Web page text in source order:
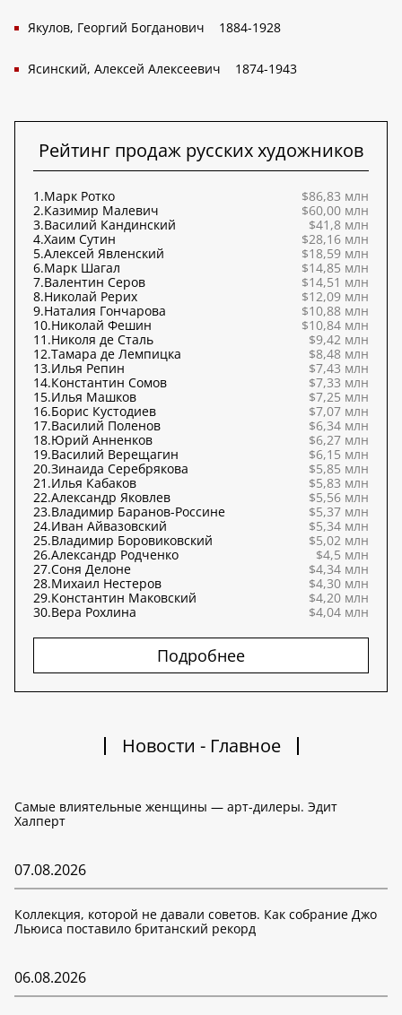
Якулов, Георгий Богданович 1884-1928
Ясинский, Алексей Алексеевич 1874-1943
Рейтинг продаж русских художников
1.Марк Ротко
$86,83 млн
2.Казимир Малевич
$60,00 млн
3.Василий Кандинский
$41,8 млн
4.Хаим Сутин
$28,16 млн
5.Алексей Явленский
$18,59 млн
6.Марк Шагал
$14,85 млн
7.Валентин Серов
$14,51 млн
8.Николай Рерих
$12,09 млн
9.Наталия Гончарова
$10,88 млн
10.Николай Фешин
$10,84 млн
11.Николя де Сталь
$9,42 млн
12.Тамара де Лемпицка
$8,48 млн
13.Илья Репин
$7,43 млн
14.Константин Сомов
$7,33 млн
15.Илья Машков
$7,25 млн
16.Борис Кустодиев
$7,07 млн
17.Василий Поленов
$6,34 млн
18.Юрий Анненков
$6,27 млн
19.Василий Верещагин
$6,15 млн
20.Зинаида Серебрякова
$5,85 млн
21.Илья Кабаков
$5,83 млн
22.Александр Яковлев
$5,56 млн
23.Владимир Баранов-Россине
$5,37 млн
24.Иван Айвазовский
$5,34 млн
25.Владимир Боровиковский
$5,02 млн
26.Александр Родченко
$4,5 млн
27.Соня Делоне
$4,34 млн
28.Михаил Нестеров
$4,30 млн
29.Константин Маковский
$4,20 млн
30.Вера Рохлина $4,04 млн
Подробнее
Новости - Главное
Самые влиятельные женщины — арт-дилеры. Эдит
Халперт
07.08.2026
Коллекция, которой не давали советов. Как собрание Джо
Льюиса поставило британский рекорд
06.08.2026